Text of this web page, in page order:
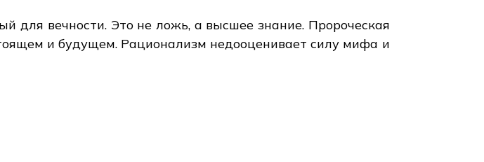
для вечности. Это не ложь, а высшее знание. Пророческая
и будущем. Рационализм недооценивает силу мифа и